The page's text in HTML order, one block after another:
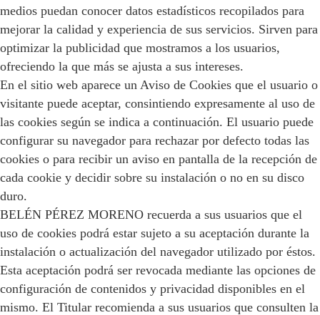
medios puedan conocer datos estadísticos recopilados para
mejorar la calidad y experiencia de sus servicios. Sirven para
optimizar la publicidad que mostramos a los usuarios,
ofreciendo la que más se ajusta a sus intereses.
En el sitio web aparece un Aviso de Cookies que el usuario o
visitante puede aceptar, consintiendo expresamente al uso de
las cookies según se indica a continuación. El usuario puede
configurar su navegador para rechazar por defecto todas las
cookies o para recibir un aviso en pantalla de la recepción de
cada cookie y decidir sobre su instalación o no en su disco
duro.
BELÉN PÉREZ MORENO recuerda a sus usuarios que el
uso de cookies podrá estar sujeto a su aceptación durante la
instalación o actualización del navegador utilizado por éstos.
Esta aceptación podrá ser revocada mediante las opciones de
configuración de contenidos y privacidad disponibles en el
mismo. El Titular recomienda a sus usuarios que consulten la